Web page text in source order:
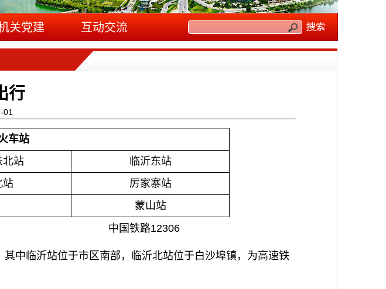
关党建 互动交流
行
01
车站
北站
临沂东站
站
厉家寨站
蒙山站
中国铁路12306
中临沂站位于市区南部，临沂北站位于白沙埠镇，为高速铁